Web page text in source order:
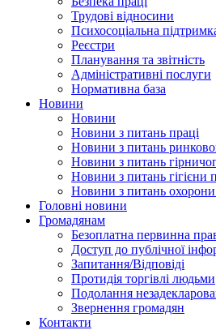
Трудові відносини
Психосоціальна
Реєстри
Планування та звітність
Адміністративні послуги
Нормативна база
Новини
Новини
Новини з питань праці
Новини з питань
Новини з питань
Новини з питань гігієни
Новини з питань охорони
Головні новини
Громадянам
Безоплатна первинна
Доступ до публічної
Запитання/Відповіді
Протидія торгівлі людьми
Подолання
Звернення громадян
Контакти